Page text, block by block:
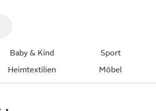
Baby & Kind Sport
Heimtextilien Möbel